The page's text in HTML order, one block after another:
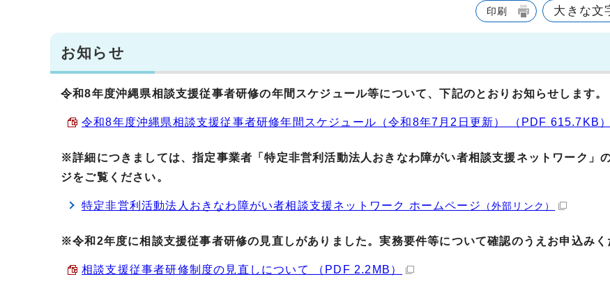
印刷 大きな文
お知らせ
令和8年度沖縄県相談支援従事者研修の年間スケジュール等について、下記のとおりお知らせします。
令和8年度沖縄県相談支援従事者研修年間スケジュール（令和8年7月2日更新） （PDF 615.7KB）
※詳細につきましては、指定事業者「特定非営利活動法人おきなわ障がい者相談支援ネットワーク」
ジをご覧ください。
特定非営利活動法人おきなわ障がい者相談支援ネットワーク ホームページ （外部リンク）
※令和2年度に相談支援従事者研修の見直しがありました。実務要件等について確認のうえお申込みく
相談支援従事者研修制度の見直しについて （PDF 2.2MB）